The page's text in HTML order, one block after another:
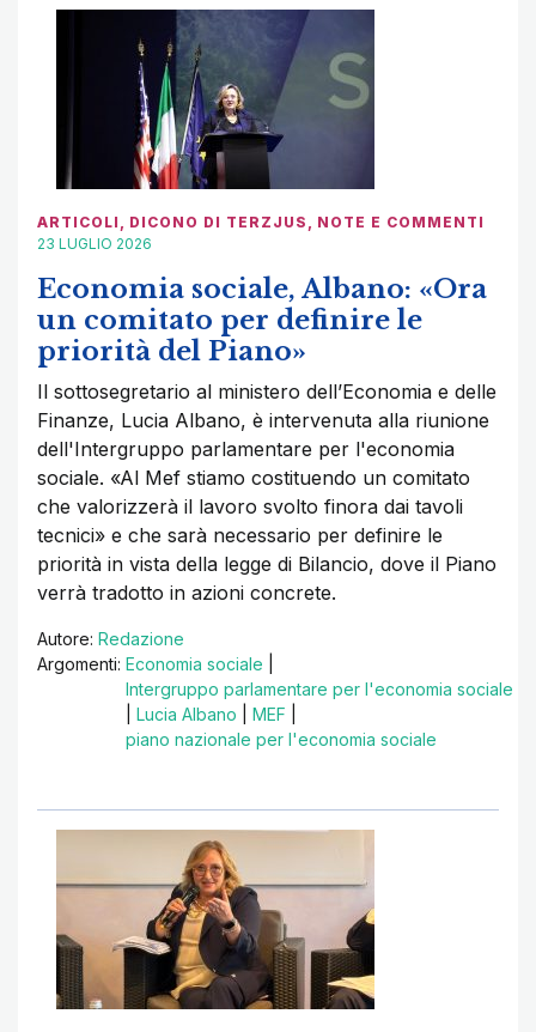
ARTICOLI , DICONO DI TERZJUS , NOTE E COMMENTI
23 LUGLIO 2026
Economia sociale, Albano: «Ora
un comitato per definire le
priorità del Piano»
Il sottosegretario al ministero dell’Economia e delle
Finanze, Lucia Albano, è intervenuta alla riunione
dell'Intergruppo parlamentare per l'economia
sociale. «Al Mef stiamo costituendo un comitato
che valorizzerà il lavoro svolto finora dai tavoli
tecnici» e che sarà necessario per definire le
priorità in vista della legge di Bilancio, dove il Piano
verrà tradotto in azioni concrete.
Autore: Redazione
Argomenti: Economia sociale
Intergruppo parlamentare per l'economia sociale
Lucia Albano MEF
piano nazionale per l'economia sociale